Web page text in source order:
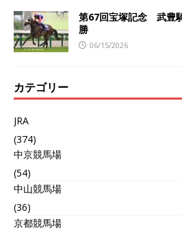
第67回宝塚記念 武豊
勝
06/15/2026
カテゴリー
JRA
(374)
中京競馬場
(54)
中山競馬場
(36)
京都競馬場